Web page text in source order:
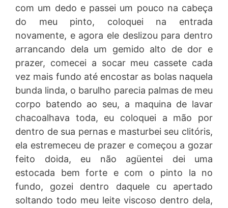
com um dedo e passei um pouco na cabeça
do meu pinto, coloquei na entrada
novamente, e agora ele deslizou para dentro
arrancando dela um gemido alto de dor e
prazer, comecei a socar meu cassete cada
vez mais fundo até encostar as bolas naquela
bunda linda, o barulho parecia palmas de meu
corpo batendo ao seu, a maquina de lavar
chacoalhava toda, eu coloquei a mão por
dentro de sua pernas e masturbei seu clitóris,
ela estremeceu de prazer e começou a gozar
feito doida, eu não agüentei dei uma
estocada bem forte e com o pinto la no
fundo, gozei dentro daquele cu apertado
soltando todo meu leite viscoso dentro dela,